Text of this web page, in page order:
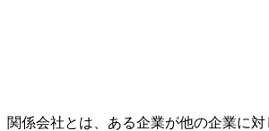
関係会社とは、ある企業が他の企業に